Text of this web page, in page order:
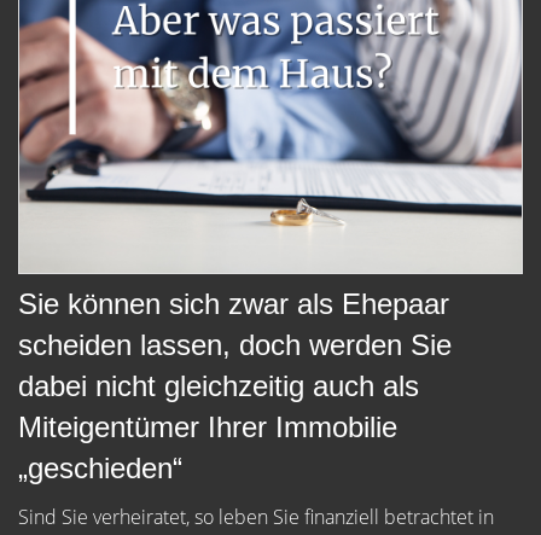
Sie können sich zwar als Ehepaar
scheiden lassen, doch werden Sie
dabei nicht gleichzeitig auch als
Miteigentümer Ihrer Immobilie
„geschieden“
Sind Sie verheiratet, so leben Sie finanziell betrachtet in